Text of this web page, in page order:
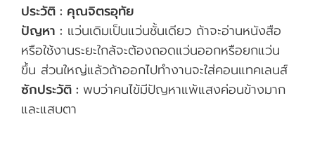
ประวัติ : คุณจิตรอุทัย
ปัญหา : แว่นเดิมเป็นแว่นชั้นเดียว ถ้าจะอ่านหนังสือ
หรือใช้งานระยะใกล้จะต้องถอดแว่นออกหรือยกแว่น
ขึ้น ส่วนใหญ่แล้วถ้าออกไปทำงานจะใส่คอนแทคเลนส์
ซักประวัติ : พบว่าคนไข้มีปัญหาแพ้แสงค่อนข้างมาก
และแสบตา